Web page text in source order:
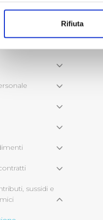
Identificare il tuo
digitali).
modificare o ritirare il tuo
Utilizziamo dei cookie
per personalizzare
pubblicità e social media,
desiderati e le terze parti
Rifiuta
sussidi e